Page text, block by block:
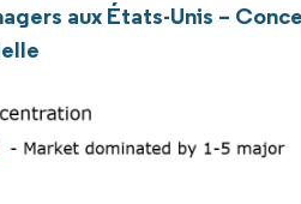
aux États-Unis –